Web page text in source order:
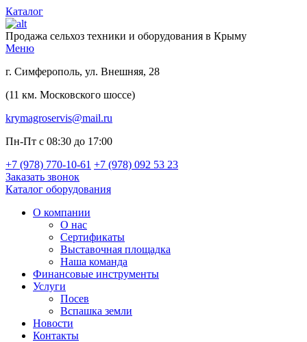
Каталог
Продажа сельхоз техники и оборудования в Крыму
Меню
г. Симферополь, ул. Внешняя, 28
(11 км. Московского шоссе)
krymagroservis@mail.ru
Пн-Пт с 08:30 до 17:00
+7 (978) 770-10-61 +7 (978) 092 53 23
Заказать звонок
Каталог оборудования
О компании
О нас
Сертификаты
Выставочная площадка
Наша команда
Финансовые инструменты
Услуги
Посев
Вспашка земли
Новости
Контакты